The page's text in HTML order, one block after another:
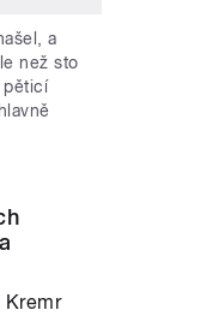
a
než sto
pěticí
Kremr